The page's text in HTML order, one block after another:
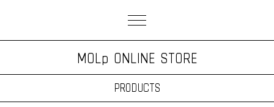
MOLp ONLINE STORE
PRODUCTS